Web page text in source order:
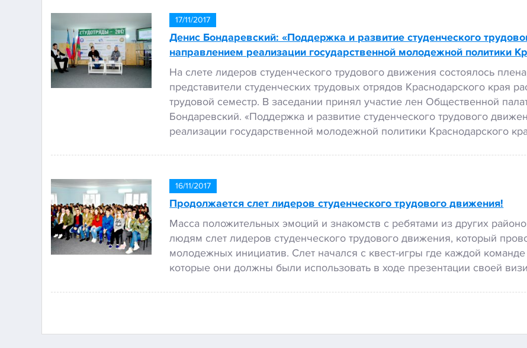
17/11/2017
Денис Бондаревский: «Поддержка и развитие студенческого
направлением реализации государственной молодежной политики
На слете лидеров студенческого трудового движения состоялось
представители студенческих трудовых отрядов Краснодарского края
трудовой семестр. В заседании принял участие лен Общественной
Бондаревский. «Поддержка и развитие студенческого трудового
реализации государственной молодежной политики Краснодарского
16/11/2017
Продолжается слет лидеров студенческого трудового движения!
Масса положительных эмоций и знакомств с ребятами из других
людям слет лидеров студенческого трудового движения, который
молодежных инициатив. Слет начался с квест-игры где каждой
которые они должны были использовать в ходе презентации своей